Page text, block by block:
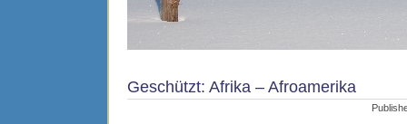
Geschützt: Afrika – Afroamerika